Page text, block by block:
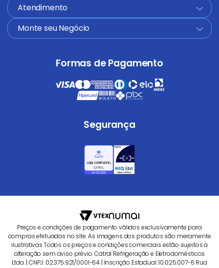
Atendimento
+
Monte seu Negócio
+
Formas de Pagamento
Segurança
Preços e condições de pagamento válidos exclusivamente para
compras efetuadas no site. As imagens dos produtos são meramente
ilustrativas.Todos os preços e condições comerciais estão sujeitos a
alteração sem aviso prévio. Catral Refrigeração e Eletrodomésticos
Ltda. | CNPJ: 02.375.921/0001-64 | Inscrição Estadual: 10.025.007-6 Rua